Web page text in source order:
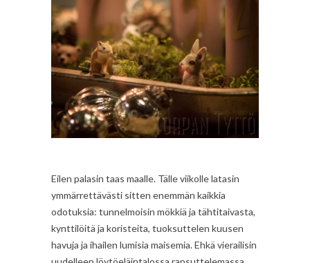
Eilen palasin taas maalle. Tälle viikolle latasin
ymmärrettävästi sitten enemmän kaikkia
odotuksia: tunnelmoisin mökkiä ja tähtitaivasta,
kynttilöitä ja koristeita, tuoksuttelen kuusen
havuja ja ihailen lumisia maisemia. Ehkä vierailisin